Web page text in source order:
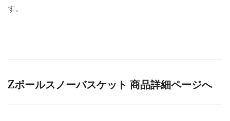
す。
Zポールスノーバスケット 商品詳細ページへ